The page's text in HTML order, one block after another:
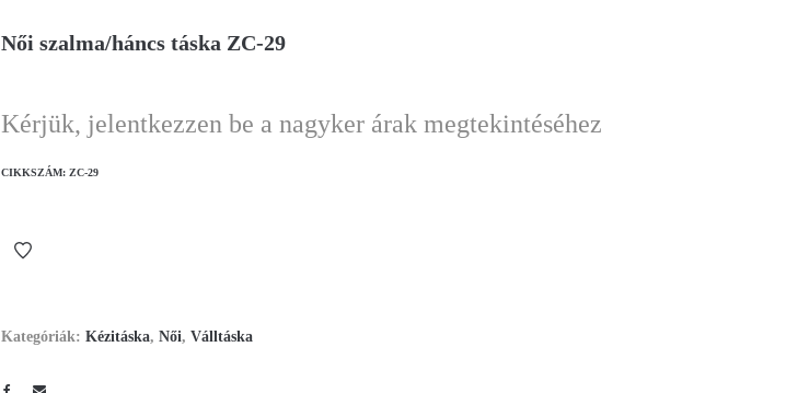
Női szalma/háncs táska ZC-29
Kérjük, jelentkezzen be a nagyker árak megtekintéséhez
CIKKSZÁM: ZC-29
Kategóriák: Kézitáska, Női, Válltáska